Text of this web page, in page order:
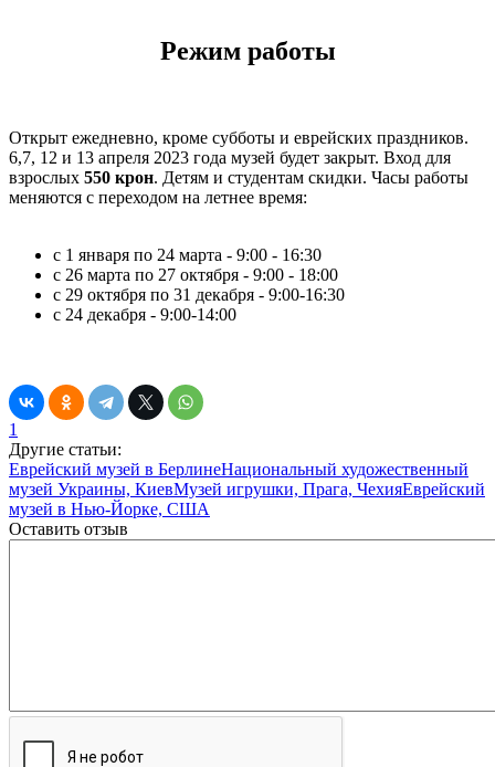
Режим работы
Открыт ежедневно, кроме субботы и еврейских праздников.
6,7, 12 и 13 апреля 2023 года музей будет закрыт. Вход для
взрослых 550 крон. Детям и студентам скидки. Часы работы
меняются с переходом на летнее время:
с 1 января по 24 марта - 9:00 - 16:30
с 26 марта по 27 октября - 9:00 - 18:00
с 29 октября по 31 декабря - 9:00-16:30
с 24 декабря - 9:00-14:00
1
Другие статьи:
Еврейский музей в БерлинеНациональный художественный
музей Украины, КиевМузей игрушки, Прага, ЧехияЕврейский
музей в Нью-Йорке, США
Оставить отзыв